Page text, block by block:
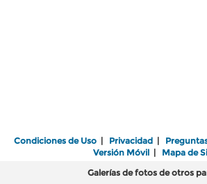
Condiciones de Uso | Privacidad |
Versión Móvil| Mapa de
Galerías de fotos de otros